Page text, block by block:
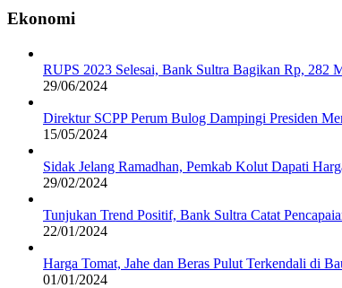
Ekonomi
RUPS 2023 Selesai, Bank Sultra Bagikan Rp, 282
29/06/2024
Direktur SCPP Perum Bulog Dampingi Presiden
15/05/2024
Sidak Jelang Ramadhan, Pemkab Kolut Dapati
29/02/2024
Tunjukan Trend Positif, Bank Sultra Catat
22/01/2024
Harga Tomat, Jahe dan Beras Pulut Terkendali di
01/01/2024